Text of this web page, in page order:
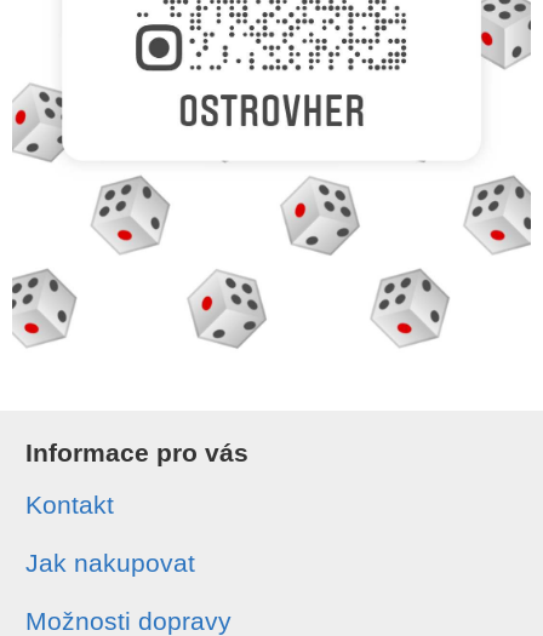
Informace pro vás
Kontakt
Jak nakupovat
Možnosti dopravy